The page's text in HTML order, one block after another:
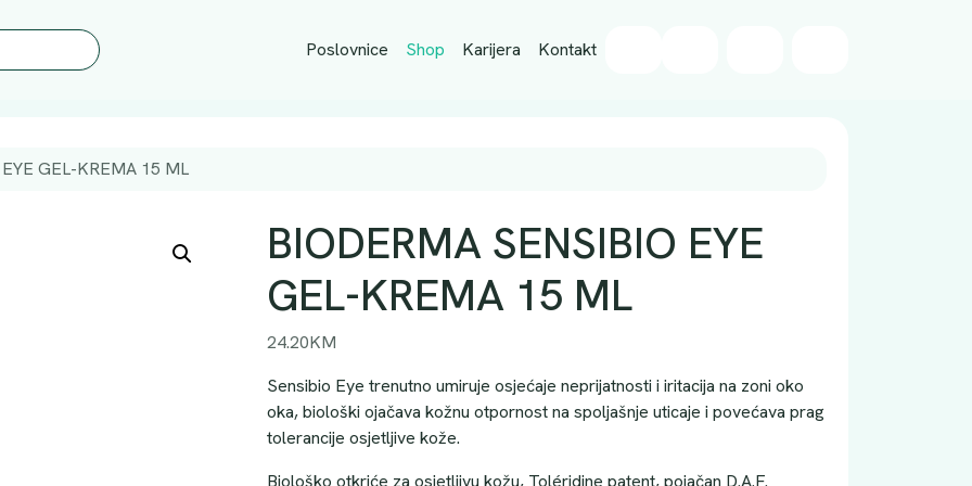
Poslovnice Shop Karijera Kontakt
GEL-KREMA 15 ML
BIODERMA SENSIBIO EYE
GEL-KREMA 15 ML
24.20KM
Sensibio Eye trenutno umiruje osjećaje neprijatnosti i iritacija na zoni oko
oka, biološki ojačava kožnu otpornost na spoljašnje uticaje i povećava prag
tolerancije osjetljive kože.
Biološko otkriće za osjetljivu kožu, Toléridine patent, pojačan D.A.F.